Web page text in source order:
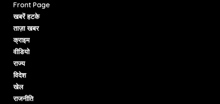
Front Page
खबरें हटके
ताज़ा खबर
क्राइम
वीडियो
राज्य
विदेश
खेल
राजनीति